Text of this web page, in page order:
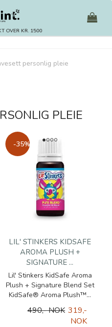
OVER KR. 1500
personlig pleie
PLEIE
-35%
LIL' STINKERS KIDSAFE
AROMA PLUSH +
SIGNATURE ...
Lil' Stinkers KidSafe Aroma
Plush + Signature Blend Set
KidSafe® Aroma Plush™...
490,- NOK 319,-
NOK